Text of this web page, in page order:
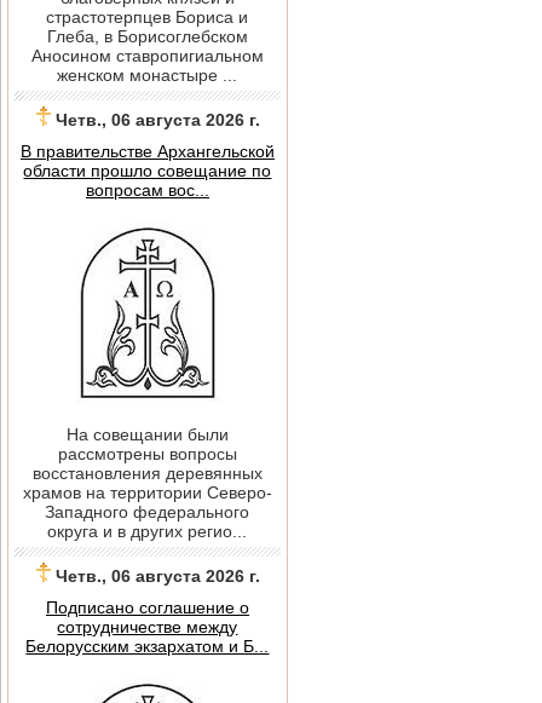
страстотерпцев Бориса и
Глеба, в Борисоглебском
Аносином ставропигиальном
женском монастыре ...
Четв., 06 августа 2026 г.
В правительстве Архангельской
области прошло совещание по
вопросам вос...
На совещании были
рассмотрены вопросы
восстановления деревянных
храмов на территории Северо-
Западного федерального
округа и в других регио...
Четв., 06 августа 2026 г.
Подписано соглашение о
сотрудничестве между
Белорусским экзархатом и Б...